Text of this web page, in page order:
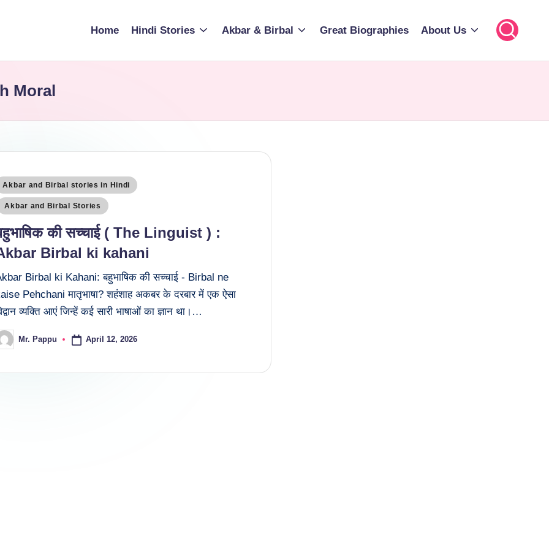
Home Hindi Stories Akbar & Birbal Great Biographies About Us
Moral
Akbar and Birbal stories in Hindi
Akbar and Birbal Stories
की सच्चाई ( The Linguist ) :
Birbal ki kahani
Birbal ki Kahani: बहुभाषिक की सच्चाई - Birbal ne
Pehchani मातृभाषा? शहंशाह अकबर के दरबार में एक ऐसा
व्यक्ति आएं जिन्हें कई सारी भाषाओं का ज्ञान था।…
Mr. Pappu April 12, 2026